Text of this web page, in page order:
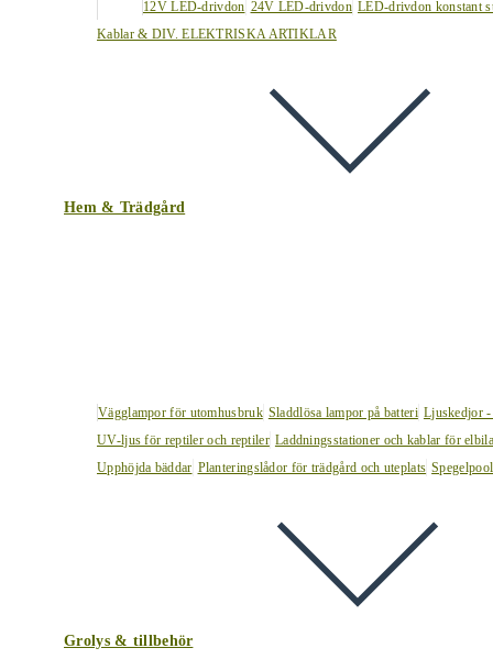
12V LED-drivdon 24V LED-drivdon LED-drivdon konstant
Kablar & DIV. ELEKTRISKA ARTIKLAR
Hem & Trädgård
Vägglampor för utomhusbruk Sladdlösa lampor på batteri Ljuskedjor
UV-ljus för reptiler och reptiler Laddningsstationer och kablar för
Upphöjda bäddar Planteringslådor för trädgård och uteplats Spegelpool
Grolys & tillbehör